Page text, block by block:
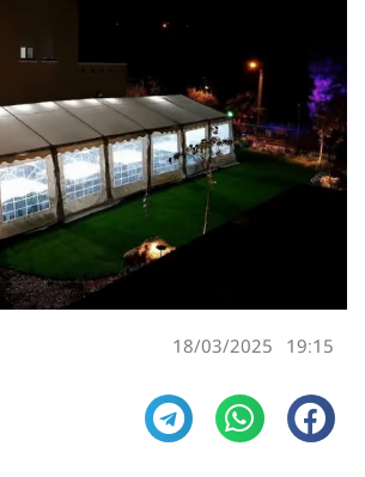
19:15
18/03/2025